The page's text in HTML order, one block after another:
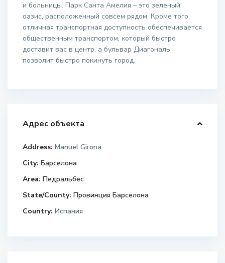
и больницы. Парк Санта Амелия – это зеленый
оазис, расположенный совсем рядом. Кроме того,
отличная транспортная доступность обеспечивается
общественным транспортом, который быстро
доставит вас в центр, а бульвар Диагональ
позволит быстро покинуть город.
Адрес объекта
Address: Manuel Girona
City: Барселона
Area: Педральбес
State/County: Провинция Барселона
Country: Испания